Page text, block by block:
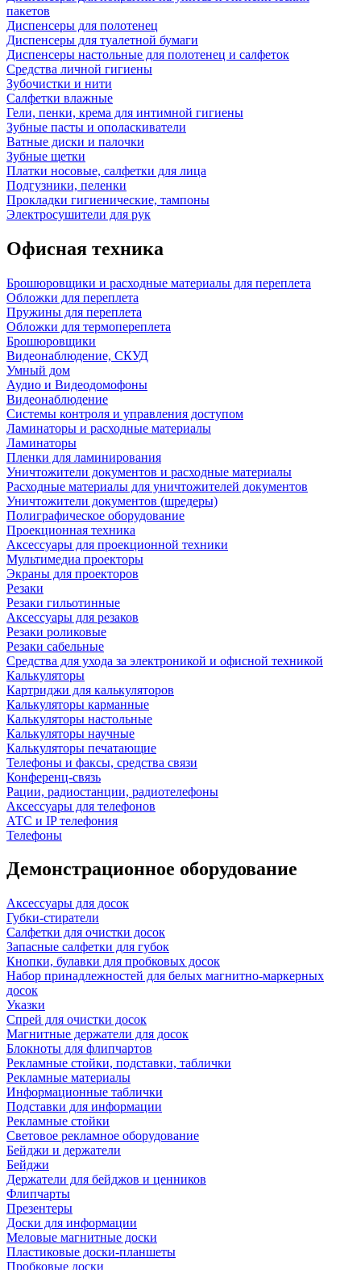
пакетов
Диспенсеры для полотенец
Диспенсеры для туалетной бумаги
Диспенсеры настольные для полотенец и салфеток
Средства личной гигиены
Зубочистки и нити
Салфетки влажные
Гели, пенки, крема для интимной гигиены
Зубные пасты и ополаскиватели
Ватные диски и палочки
Зубные щетки
Платки носовые, салфетки для лица
Подгузники, пеленки
Прокладки гигиенические, тампоны
Электросушители для рук
Офисная техника
Брошюровщики и расходные материалы для переплета
Обложки для переплета
Пружины для переплета
Обложки для термопереплета
Брошюровщики
Видеонаблюдение, СКУД
Умный дом
Аудио и Видеодомофоны
Видеонаблюдение
Системы контроля и управления доступом
Ламинаторы и расходные материалы
Ламинаторы
Пленки для ламинирования
Уничтожители документов и расходные материалы
Расходные материалы для уничтожителей документов
Уничтожители документов (шредеры)
Полиграфическое оборудование
Проекционная техника
Аксессуары для проекционной техники
Мультимедиа проекторы
Экраны для проекторов
Резаки
Резаки гильотинные
Аксессуары для резаков
Резаки роликовые
Резаки сабельные
Средства для ухода за электроникой и офисной техникой
Калькуляторы
Картриджи для калькуляторов
Калькуляторы карманные
Калькуляторы настольные
Калькуляторы научные
Калькуляторы печатающие
Телефоны и факсы, средства связи
Конференц-связь
Рации, радиостанции, радиотелефоны
Аксессуары для телефонов
АТС и IP телефония
Телефоны
Демонстрационное оборудование
Аксессуары для досок
Губки-стиратели
Салфетки для очистки досок
Запасные салфетки для губок
Кнопки, булавки для пробковых досок
Набор принадлежностей для белых магнитно-маркерных
досок
Указки
Спрей для очистки досок
Магнитные держатели для досок
Блокноты для флипчартов
Рекламные стойки, подставки, таблички
Рекламные материалы
Информационные таблички
Подставки для информации
Рекламные стойки
Световое рекламное оборудование
Бейджи и держатели
Бейджи
Держатели для бейджов и ценников
Флипчарты
Презентеры
Доски для информации
Меловые магнитные доски
Пластиковые доски-планшеты
Пробковые доски